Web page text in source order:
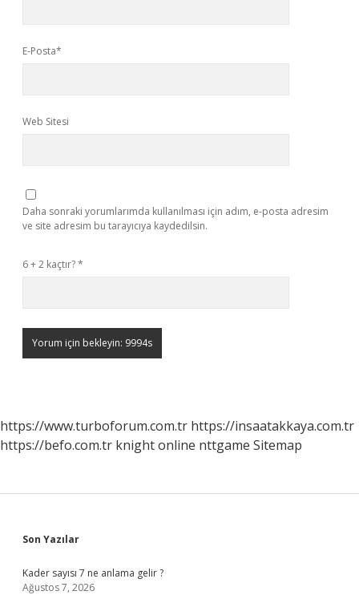
E-Posta*
Web Sitesi
Daha sonraki yorumlarımda kullanılması için adım, e-posta adresim
ve site adresim bu tarayıcıya kaydedilsin.
6 + 2 kaçtır?*
https://www.turboforum.com.tr https://insaatakkaya.com.tr
https://befo.com.tr knight online nttgame Sitemap
Sidebar
Son Yazılar
Kader sayısı 7 ne anlama gelir ?
Ağustos 7, 2026